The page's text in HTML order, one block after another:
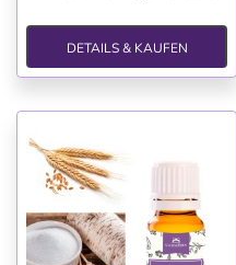
DETAILS & KAUFEN